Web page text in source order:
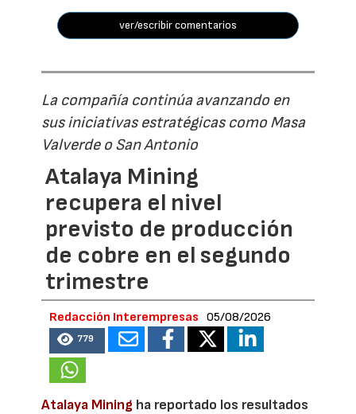
ver/escribir comentarios
La compañía continúa avanzando en
sus iniciativas estratégicas como Masa
Valverde o San Antonio
Atalaya Mining
recupera el nivel
previsto de producción
de cobre en el segundo
trimestre
Redacción Interempresas 05/08/2026
779
Atalaya Mining ha reportado los resultados